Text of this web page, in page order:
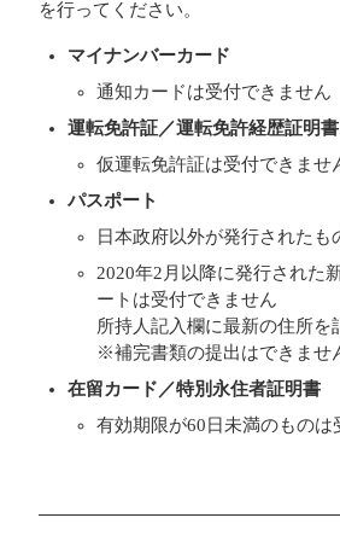
を行ってください。
マイナンバーカード
通知カードは受付できません
運転免許証／運転免許経歴証明書
仮運転免許証は受付できませ
パスポート
日本政府以外が発行されたも
2020年2月以降に発行された
ートは受付できません
所持人記入欄に最新の住所を
※補完書類の提出はできませ
在留カード／特別永住者証明書
有効期限が60日未満のものは